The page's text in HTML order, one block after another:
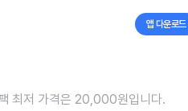
앱 다운로드
최저 가격은 20,000원입니다.